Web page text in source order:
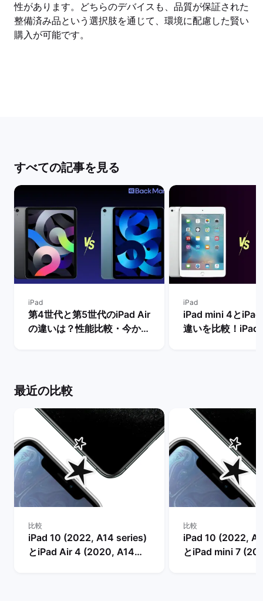
性があります。どちらのデバイスも、品質が保証された
整備済み品という選択肢を通じて、環境に配慮した賢い
購入が可能です。
すべての記事を見る
iPad
第4世代と第5世代のiPad Air
の違いは？性能比較・今から
iPad
iPad mini 4と
違いを比較！iPad
最近の比較
比較
iPad 10 (2022, A14 series)
とiPad Air 4 (2020, A14
比較
iPad 10 (2022,
とiPad mini 7